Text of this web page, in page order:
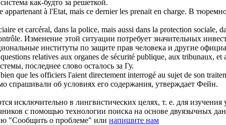
система как-будто за решеткой.
appartenant à l'Etat, mais ce dernier les prenait en charge. В
et carcéral, dans la police, mais aussi dans la protection sociale,
Изменение этой ситуации потребует значительных
институты по защите прав человека и другие
relatives aux organes de sécurité publique, aux tribunaux, et
последнее слово осталось за Гу.
que les officiers l'aient directement interrogé au sujet de son
спрашивали об условиях его содержания, утверждает Фейн.
исключительно в лингвистических целях, т. е. для
с помощью технологии поиска на основе двуязычных
"Сообщить о проблеме" или напишите нам